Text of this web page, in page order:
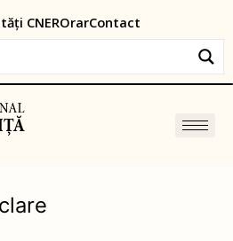
CNEROrarContact